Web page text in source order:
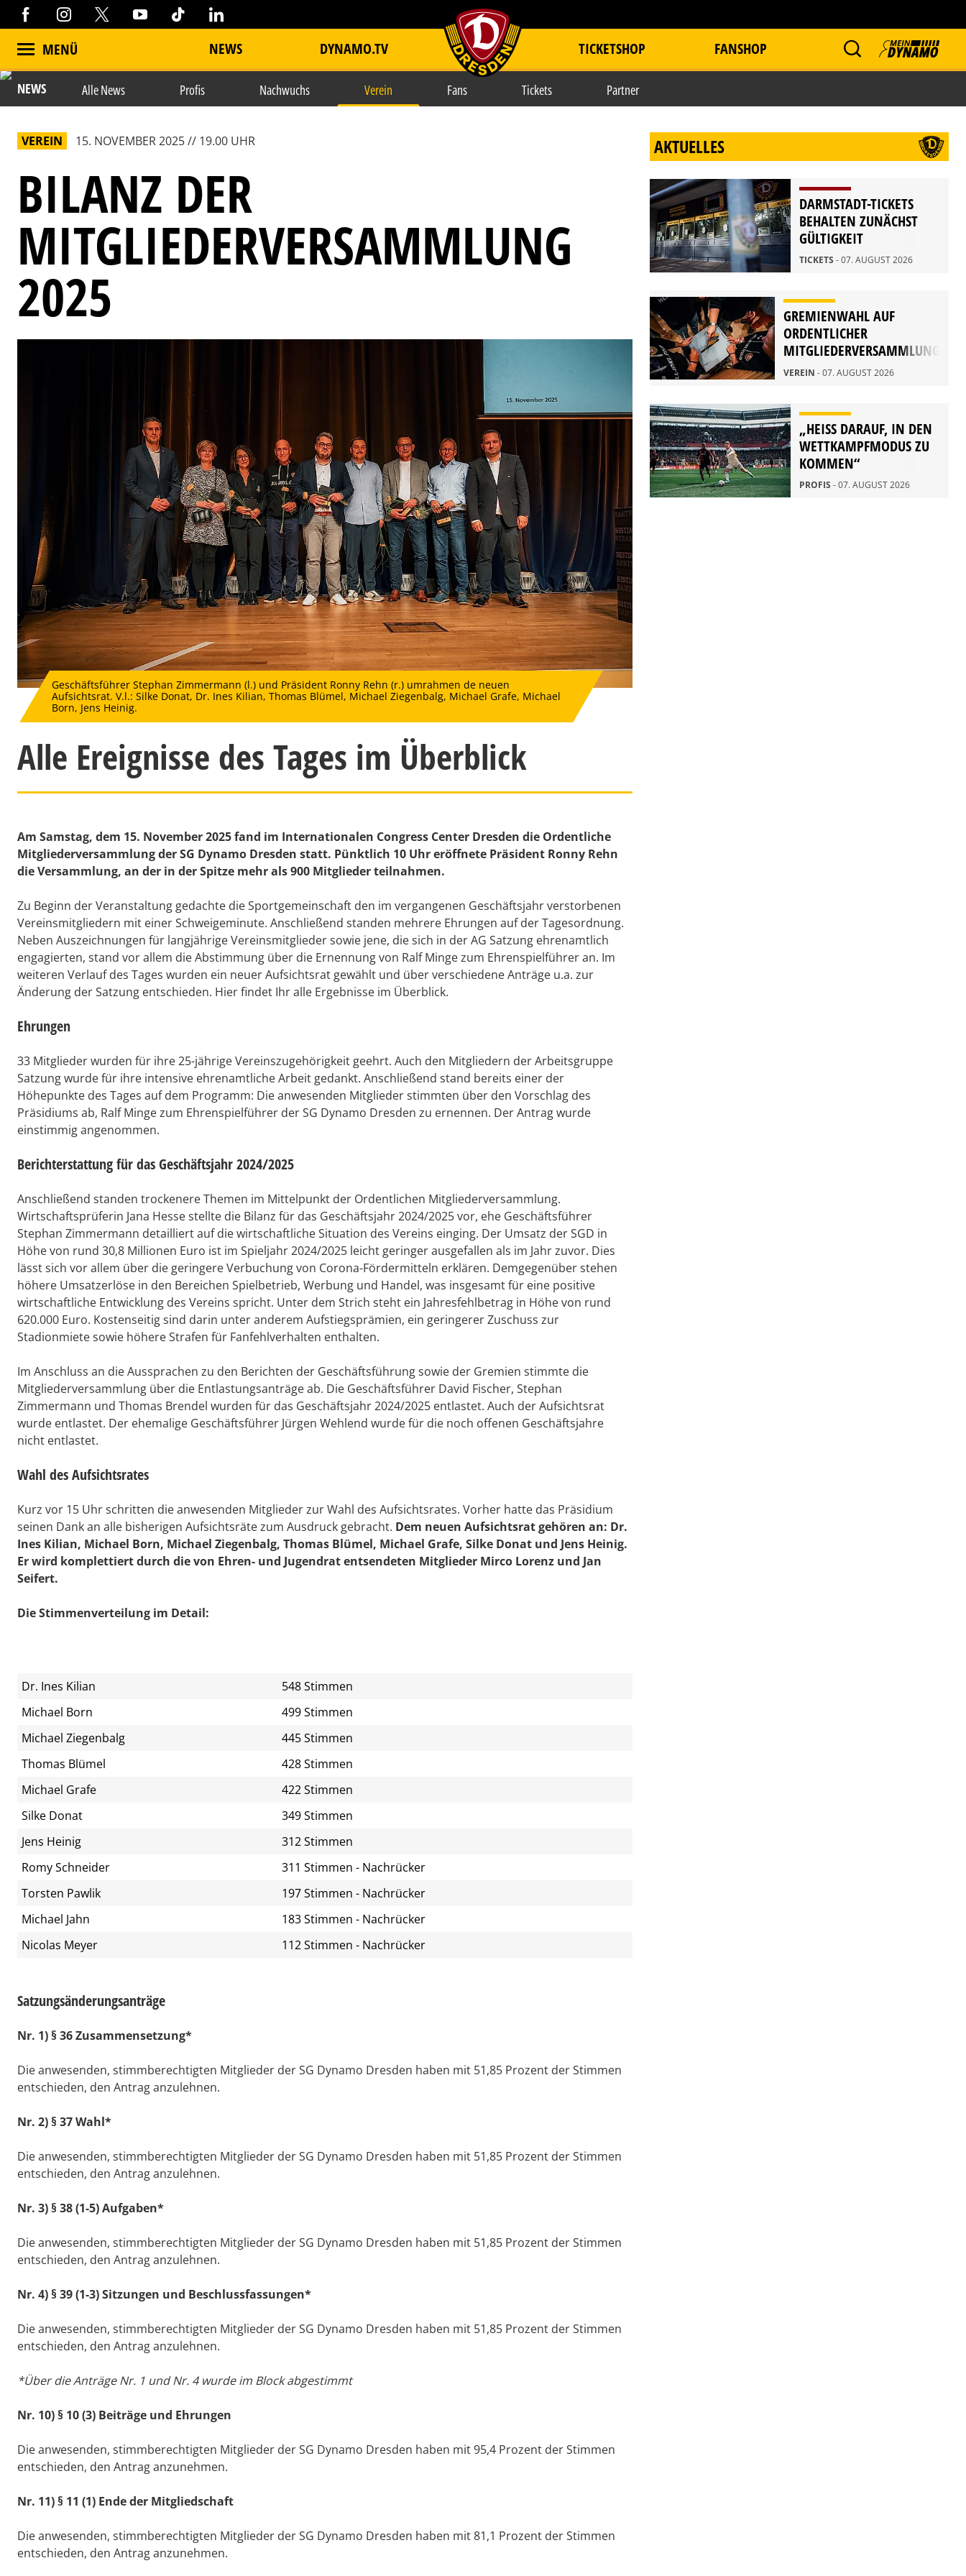
MENÜ NEWS DYNAMO.TV item.title TICKETSHOP FANSHOP
NEWS Alle News Profis Nachwuchs Verein Fans Tickets Partner
VEREIN 15. NOVEMBER 2025 // 19.00 UHR
BILANZ DER
MITGLIEDERVERSAMMLUNG
2025
Geschäftsführer Stephan Zimmermann (l.) und Präsident Ronny Rehn (r.) umrahmen de neuen
Aufsichtsrat. V.l.: Silke Donat, Dr. Ines Kilian, Thomas Blümel, Michael Ziegenbalg, Michael Grafe, Michael
Born, Jens Heinig.
Alle Ereignisse des Tages im Überblick
Am Samstag, dem 15. November 2025 fand im Internationalen Congress Center Dresden die Ordentliche
Mitgliederversammlung der SG Dynamo Dresden statt. Pünktlich 10 Uhr eröffnete Präsident Ronny Rehn
die Versammlung, an der in der Spitze mehr als 900 Mitglieder teilnahmen.
Zu Beginn der Veranstaltung gedachte die Sportgemeinschaft den im vergangenen Geschäftsjahr verstorbenen
Vereinsmitgliedern mit einer Schweigeminute. Anschließend standen mehrere Ehrungen auf der Tagesordnung.
Neben Auszeichnungen für langjährige Vereinsmitglieder sowie jene, die sich in der AG Satzung ehrenamtlich
engagierten, stand vor allem die Abstimmung über die Ernennung von Ralf Minge zum Ehrenspielführer an. Im
weiteren Verlauf des Tages wurden ein neuer Aufsichtsrat gewählt und über verschiedene Anträge u.a. zur
Änderung der Satzung entschieden. Hier findet Ihr alle Ergebnisse im Überblick.
Ehrungen
33 Mitglieder wurden für ihre 25-jährige Vereinszugehörigkeit geehrt. Auch den Mitgliedern der Arbeitsgruppe
Satzung wurde für ihre intensive ehrenamtliche Arbeit gedankt. Anschließend stand bereits einer der
Höhepunkte des Tages auf dem Programm: Die anwesenden Mitglieder stimmten über den Vorschlag des
Präsidiums ab, Ralf Minge zum Ehrenspielführer der SG Dynamo Dresden zu ernennen. Der Antrag wurde
einstimmig angenommen.
Berichterstattung für das Geschäftsjahr 2024/2025
Anschließend standen trockenere Themen im Mittelpunkt der Ordentlichen Mitgliederversammlung.
Wirtschaftsprüferin Jana Hesse stellte die Bilanz für das Geschäftsjahr 2024/2025 vor, ehe Geschäftsführer
Stephan Zimmermann detailliert auf die wirtschaftliche Situation des Vereins einging. Der Umsatz der SGD in
Höhe von rund 30,8 Millionen Euro ist im Spieljahr 2024/2025 leicht geringer ausgefallen als im Jahr zuvor. Dies
lässt sich vor allem über die geringere Verbuchung von Corona-Fördermitteln erklären. Demgegenüber stehen
höhere Umsatzerlöse in den Bereichen Spielbetrieb, Werbung und Handel, was insgesamt für eine positive
wirtschaftliche Entwicklung des Vereins spricht. Unter dem Strich steht ein Jahresfehlbetrag in Höhe von rund
620.000 Euro. Kostenseitig sind darin unter anderem Aufstiegsprämien, ein geringerer Zuschuss zur
Stadionmiete sowie höhere Strafen für Fanfehlverhalten enthalten.
Im Anschluss an die Aussprachen zu den Berichten der Geschäftsführung sowie der Gremien stimmte die
Mitgliederversammlung über die Entlastungsanträge ab. Die Geschäftsführer David Fischer, Stephan
Zimmermann und Thomas Brendel wurden für das Geschäftsjahr 2024/2025 entlastet. Auch der Aufsichtsrat
wurde entlastet. Der ehemalige Geschäftsführer Jürgen Wehlend wurde für die noch offenen Geschäftsjahre
nicht entlastet.
Wahl des Aufsichtsrates
Kurz vor 15 Uhr schritten die anwesenden Mitglieder zur Wahl des Aufsichtsrates. Vorher hatte das Präsidium
seinen Dank an alle bisherigen Aufsichtsräte zum Ausdruck gebracht. Dem neuen Aufsichtsrat gehören an: Dr.
Ines Kilian, Michael Born, Michael Ziegenbalg, Thomas Blümel, Michael Grafe, Silke Donat und Jens Heinig.
Er wird komplettiert durch die von Ehren- und Jugendrat entsendeten Mitglieder Mirco Lorenz und Jan
Seifert.
Die Stimmenverteilung im Detail:
Dr. Ines Kilian
548 Stimmen
Michael Born
499 Stimmen
Michael Ziegenbalg
445 Stimmen
Thomas Blümel
428 Stimmen
Michael Grafe
422 Stimmen
Silke Donat
349 Stimmen
Jens Heinig
312 Stimmen
Romy Schneider
311 Stimmen - Nachrücker
Torsten Pawlik
197 Stimmen - Nachrücker
Michael Jahn
183 Stimmen - Nachrücker
Nicolas Meyer
112 Stimmen - Nachrücker
Satzungsänderungsanträge
Nr. 1) § 36 Zusammensetzung*
Die anwesenden, stimmberechtigten Mitglieder der SG Dynamo Dresden haben mit 51,85 Prozent der Stimmen
entschieden, den Antrag anzulehnen.
Nr. 2) § 37 Wahl*
Die anwesenden, stimmberechtigten Mitglieder der SG Dynamo Dresden haben mit 51,85 Prozent der Stimmen
entschieden, den Antrag anzulehnen.
Nr. 3) § 38 (1-5) Aufgaben*
Die anwesenden, stimmberechtigten Mitglieder der SG Dynamo Dresden haben mit 51,85 Prozent der Stimmen
entschieden, den Antrag anzulehnen.
Nr. 4) § 39 (1-3) Sitzungen und Beschlussfassungen*
Die anwesenden, stimmberechtigten Mitglieder der SG Dynamo Dresden haben mit 51,85 Prozent der Stimmen
entschieden, den Antrag anzulehnen.
*Über die Anträge Nr. 1 und Nr. 4 wurde im Block abgestimmt
Nr. 10) § 10 (3) Beiträge und Ehrungen
Die anwesenden, stimmberechtigten Mitglieder der SG Dynamo Dresden haben mit 95,4 Prozent der Stimmen
entschieden, den Antrag anzunehmen.
Nr. 11) § 11 (1) Ende der Mitgliedschaft
Die anwesenden, stimmberechtigten Mitglieder der SG Dynamo Dresden haben mit 81,1 Prozent der Stimmen
entschieden, den Antrag anzunehmen.
AKTUELLES
DARMSTADT-TICKETS
BEHALTEN ZUNÄCHST
GÜLTIGKEIT
TICKETS - 07. AUGUST 2026
GREMIENWAHL AUF
ORDENTLICHER
MITGLIEDERVERSAMMLUNG
2026
VEREIN - 07. AUGUST 2026
„HEISS DARAUF, IN DEN W
ETTKAMPFMODUS ZU K
OMMEN“
PROFIS - 07. AUGUST 2026